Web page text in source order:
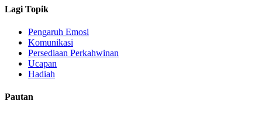
Lagi Topik
Pengaruh Emosi
Komunikasi
Persediaan Perkahwinan
Ucapan
Hadiah
Pautan